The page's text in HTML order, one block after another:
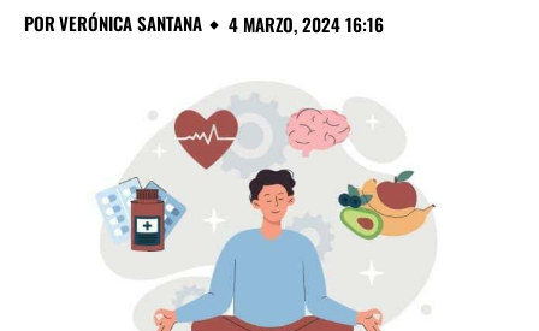
PORVERÓNICA SANTANA 4 MARZO, 2024 16:16